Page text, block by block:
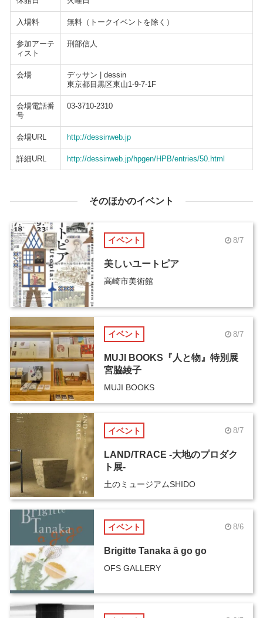
入場料 無料（トークイベントを除く）
参加アーテ
ィスト
刑部信人
会場
デッサン | dessin
東京都目黒区東山1-9-7-1F
会場電話番
号
03-3710-2310
会場URL http://dessinweb.jp
詳細URL http://dessinweb.jp/hpgen/HPB/entries/50.html
そのほかのイベント
イベント 8/7
美しいユートピア
高崎市美術館
イベント 8/7
MUJI BOOKS『人と物』特別展
宮脇綾子
MUJI BOOKS
イベント 8/7
LAND/TRACE -大地のプロダク
ト展-
土のミュージアムSHIDO
イベント 8/6
Brigitte Tanaka ā go go
OFS GALLERY